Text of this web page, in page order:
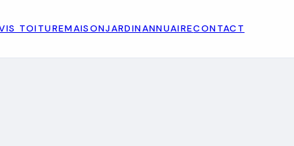
TOITUREMAISONJARDINANNUAIRECONTACT